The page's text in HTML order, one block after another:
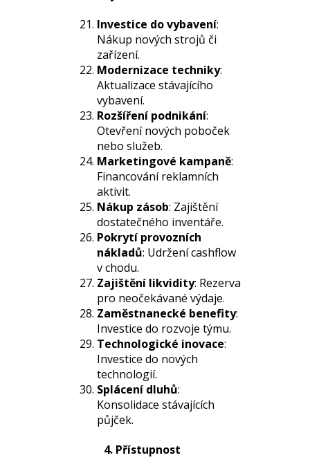
Investice do vybavení:
Nákup nových strojů či
zařízení.
Modernizace techniky:
Aktualizace stávajícího
vybavení.
Rozšíření podnikání:
Otevření nových poboček
nebo služeb.
Marketingové kampaně:
Financování reklamních
aktivit.
Nákup zásob: Zajištění
dostatečného inventáře.
Pokrytí provozních
nákladů: Udržení cashflow
v chodu.
Zajištění likvidity: Rezerva
pro neočekávané výdaje.
Zaměstnanecké benefity:
Investice do rozvoje týmu.
Technologické inovace:
Investice do nových
technologií.
Splácení dluhů:
Konsolidace stávajících
půjček.
4. Přístupnost